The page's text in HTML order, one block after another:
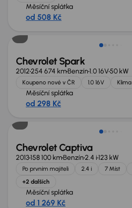
Měsíční splátka
od 508 Kč
Chevrolet Spark
2012254 674 kmBenzín1.0 16V50 kW
Koupeno nové v ČR 1.0 16V Klima
Měsíční splátka
od 298 Kč
Zlevněno o 10 000 Kč
Chevrolet Captiva
2013158 100 kmBenzín2.4 i123 kW
Po prvním majiteli 2.4 i 7 Míst
+2 dalších
Měsíční splátka
od 1 269 Kč